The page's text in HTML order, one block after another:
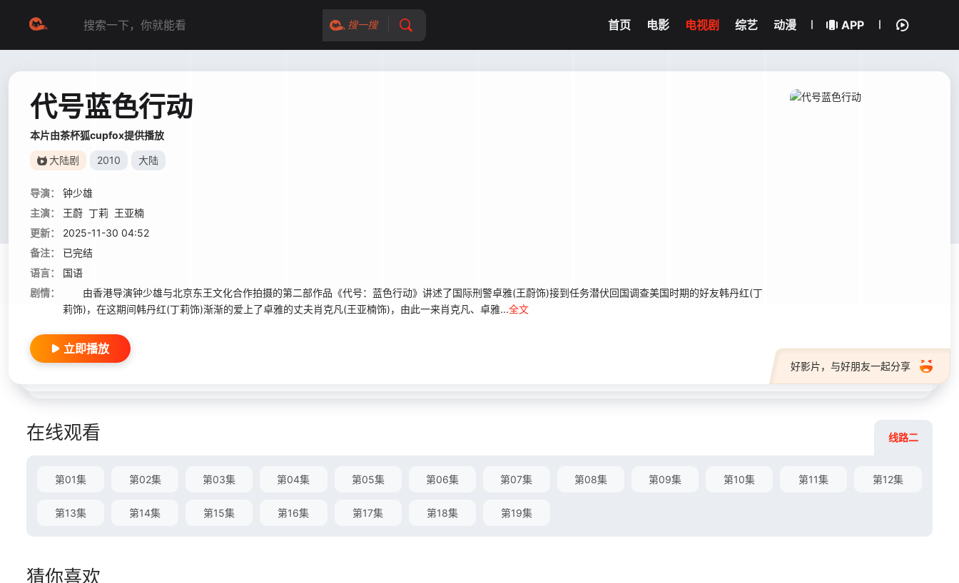
搜一搜 首页 电影 电视剧 综艺 动漫 APP
代号蓝色行动
本片由茶杯狐cupfox提供播放
大陆剧 2010 大陆
导演：
钟少雄
主演：
王蔚 丁莉 王亚楠
更新：
2025-11-30 04:52
备注：
已完结
语言：
国语
剧情：
由香港导演钟少雄与北京东王文化合作拍摄的第二部作品《代号：蓝色行动》讲述了国际刑警卓雅(王蔚饰)接到任务潜伏回国调查美国时期的好友韩丹红(丁
莉饰)，在这期间韩丹红(丁莉饰)渐渐的爱上了卓雅的丈夫肖克凡(王亚楠饰)，由此一来肖克凡、卓雅...全文
好影片，与好朋友一起分享
立即播放
在线观看 线路二
第01集 第02集 第03集 第04集 第05集 第06集 第07集 第08集 第09集 第10集 第11集 第12集
第13集 第14集 第15集 第16集 第17集 第18集 第19集
猜你喜欢